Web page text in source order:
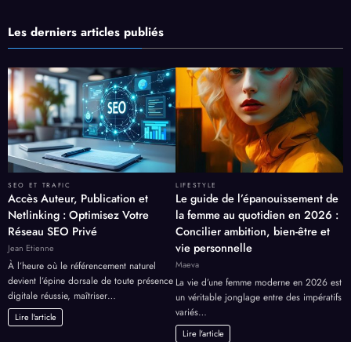
Les derniers articles publiés
SEO ET TRAFIC
Accès Auteur, Publication et
Netlinking : Optimisez Votre
Réseau SEO Privé
Jean Etienne
À l’heure où le référencement naturel
devient l’épine dorsale de toute présence
digitale réussie, maîtriser…
Lire l'article
LIFESTYLE
Le guide de l’épanouissement de
la femme au quotidien en 2026 :
Concilier ambition, bien-être et
vie personnelle
Maeva
La vie d’une femme moderne en 2026 est
un véritable jonglage entre des impératifs
variés…
Lire l'article